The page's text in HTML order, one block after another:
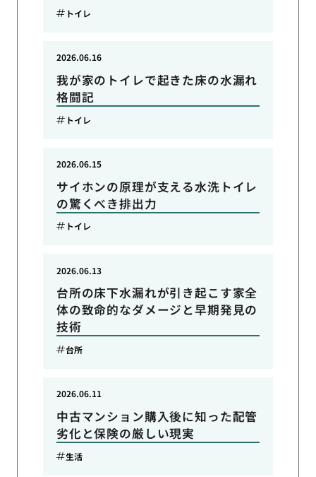
トイレ
我が家のトイレで起きた床の水漏れ
格闘記
2026.06.16
トイレ
サイホンの原理が支える水洗トイレ
の驚くべき排出力
2026.06.15
トイレ
台所の床下水漏れが引き起こす家全
体の致命的なダメージと早期発見の
技術
2026.06.13
台所
中古マンション購入後に知った配管
劣化と保険の厳しい現実
2026.06.11
生活